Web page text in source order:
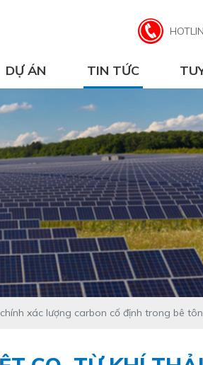
DỰ ÁN TIN TỨC
xác lượng carbon cố định trong bê